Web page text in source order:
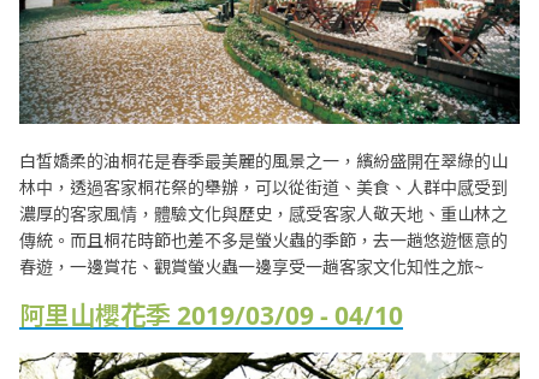
白皙嬌柔的油桐花是春季最美麗的風景之一，繽紛盛開在翠綠的山
林中，透過客家桐花祭的舉辦，可以從街道、美食、人群中感受到
濃厚的客家風情，體驗文化與歷史，感受客家人敬天地、重山林之
傳統。而且桐花時節也差不多是螢火蟲的季節，去一趟悠遊愜意的
春遊，一邊賞花、觀賞螢火蟲一邊享受一趟客家文化知性之旅~
阿里山櫻花季 2019/03/09 - 04/10